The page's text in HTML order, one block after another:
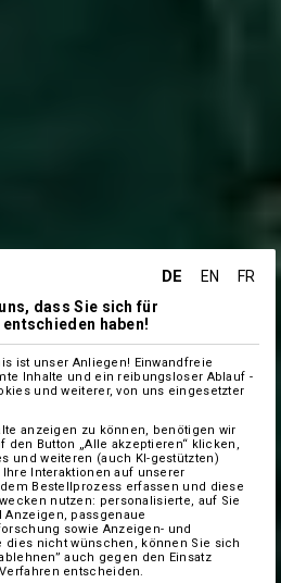
DE EN
FR
dass Sie sich für
entschieden haben!
ist unser Anliegen! Einwandfreie
Inhalte und ein reibungsloser Ablauf -
und weiterer, von uns eingesetzter
anzeigen zu können, benötigen wir
den Button „Alle akzeptieren“ klicken,
und weiteren (auch KI-gestützten)
Interaktionen auf unserer
Bestellprozess erfassen und diese
nutzen: personalisierte, auf Sie
passgenaue
sowie Anzeigen- und
dies nicht wünschen, können Sie sich
auch gegen den Einsatz
entscheiden.